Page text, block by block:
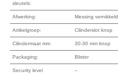
sleutels:
Afwerking: Messing vernikkeld
Artikelgroep: Cilinderslot knop
Cilindermaat mm 30-30 mm knop
Packaging: Blister
Security level
–